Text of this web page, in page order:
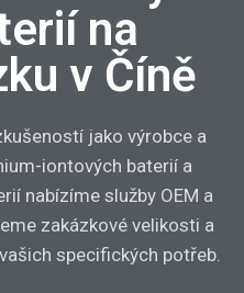
na
v Číně
jako výrobce a
iontových baterií a
nabízíme služby OEM a
zakázkové velikosti a
specifických potřeb.